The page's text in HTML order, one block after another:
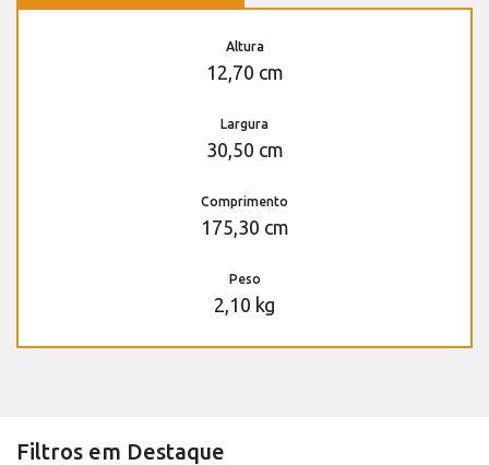
Altura
12,70 cm
Largura
30,50 cm
Comprimento
175,30 cm
Peso
2,10 kg
Filtros em Destaque